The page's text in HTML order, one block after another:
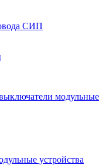
СИП
модульные
устройства